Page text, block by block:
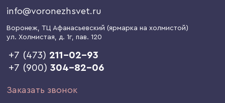
info@voronezhsvet.ru
Воронеж, ТЦ Афанасьевский (ярмарка на холмистой)
ул. Холмистая, д. 1г, пав. 120
+7 (473) 211-02-93
+7 (900)304-82-06
Заказать звонок